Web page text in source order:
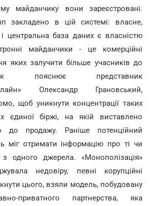
майданчику вони зареєстровані.
закладено в цій системі: власне,
центральна база даних є власністю
майданчики - це комерційні
яких залучити більше учасників до
пояснює представник
Олександр Грановський,
щоб уникнути концентрації таких
єдиної біржі, на якій виставлено
до продажу. Раніше потенційний
міг отримати інформацію про ті чи
одного джерела. «Монополізація»
недовіру, певні корупційні
цього, взяли модель, побудовану
приватного партнерства, яка